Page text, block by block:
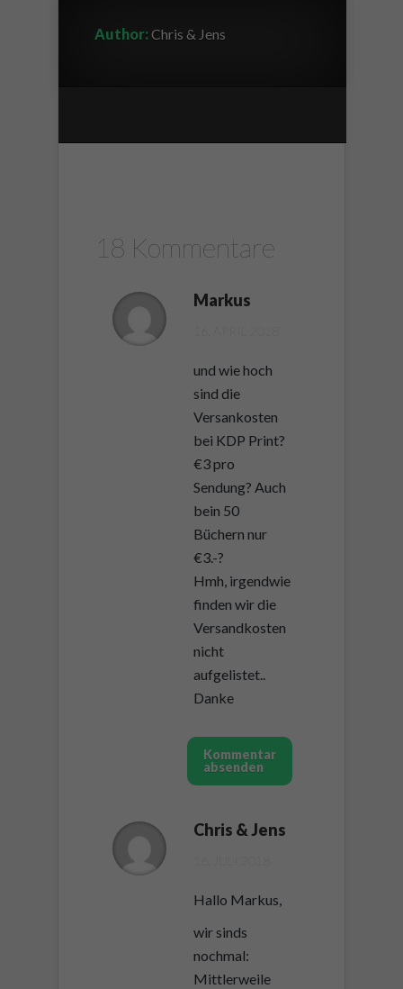
Author:Chris & Jens
18 Kommentare
Markus
und wie hoch
sind die
Versankosten
bei KDP Print?
€3 pro
Sendung? Auch
bein 50
Büchern nur
€3.-?
Hmh, irgendwie
finden wir die
Versandkosten
nicht
aufgelistet..
Danke
Kommentar
absenden
Chris & Jens
Hallo Markus,
wir sinds
nochmal:
Mittlerweile